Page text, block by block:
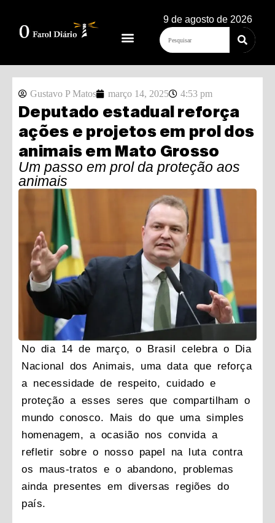
9 de agosto de 2026
Gustavo P Matos março 14, 2025 4:53 pm
Deputado estadual reforça
ações e projetos em prol dos
animais em Mato Grosso
Um passo em prol da proteção aos
animais
No dia 14 de março, o Brasil celebra o Dia
Nacional dos Animais, uma data que reforça
a necessidade de respeito, cuidado e
proteção a esses seres que compartilham o
mundo conosco. Mais do que uma simples
homenagem, a ocasião nos convida a
refletir sobre o nosso papel na luta contra
os maus-tratos e o abandono, problemas
ainda presentes em diversas regiões do
país.